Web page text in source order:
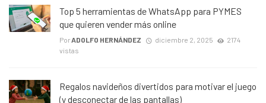
Top 5 herramientas de WhatsApp para PYMES
que quieren vender más online
PorADOLFO HERNÁNDEZ diciembre 2, 2025
2174
vistas
Regalos navideños divertidos para motivar el juego
(y desconectar de las pantallas)